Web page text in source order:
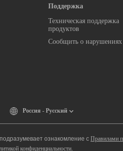
Поддержка
Техническая поддержка
продуктов
Сообщить о нарушениях
Россия - Русский
ознакомление с Правилами
конфиденциальности.